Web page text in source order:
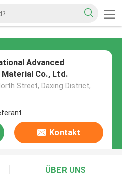
Advanced
Co., Ltd.
Street, Daxing District,
Kontakt
ÜBER UNS